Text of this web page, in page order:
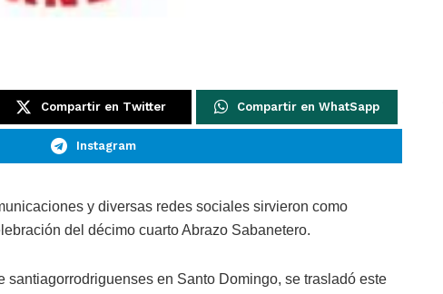
Compartir en Twitter Compartir en WhatSapp
Instagram
y diversas redes sociales sirvieron como
del décimo cuarto Abrazo Sabanetero.
santiagorrodriguenses en Santo Domingo, se trasladó este